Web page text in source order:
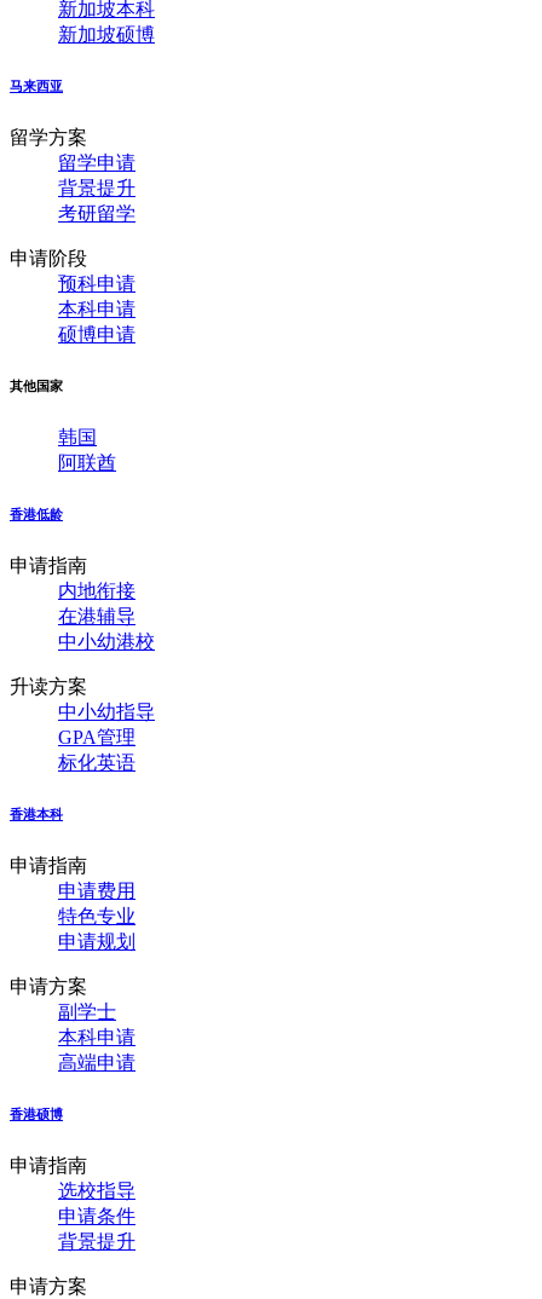
新加坡本科
新加坡硕博
马来西亚
留学方案
留学申请
背景提升
考研留学
申请阶段
预科申请
本科申请
硕博申请
其他国家
韩国
阿联酋
香港低龄
申请指南
内地衔接
在港辅导
中小幼港校
升读方案
中小幼指导
GPA管理
标化英语
香港本科
申请指南
申请费用
特色专业
申请规划
申请方案
副学士
本科申请
高端申请
香港硕博
申请指南
选校指导
申请条件
背景提升
申请方案